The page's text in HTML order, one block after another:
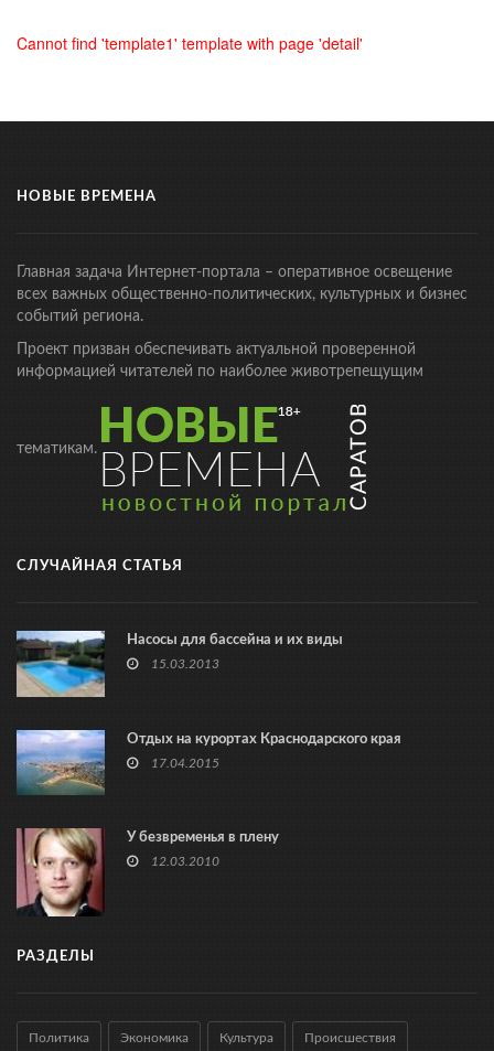
Cannot find 'template1' template with page 'detail'
НОВЫЕ ВРЕМЕНА
Главная задача Интернет-портала – оперативное освещение
всех важных общественно-политических, культурных и бизнес
событий региона.
Проект призван обеспечивать актуальной проверенной
информацией читателей по наиболее животрепещущим
тематикам.
СЛУЧАЙНАЯ СТАТЬЯ
Насосы для бассейна и их виды
15.03.2013
Отдых на курортах Краснодарского края
17.04.2015
У безвременья в плену
12.03.2010
РАЗДЕЛЫ
Политика Экономика Культура Происшествия